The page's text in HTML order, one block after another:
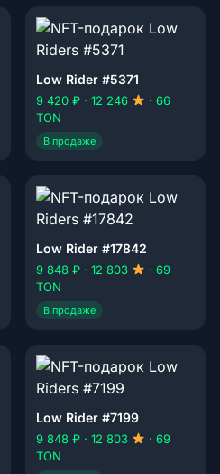
Low Rider #5371
9 420 ₽ · 12 246
· 66
TON
В продаже
Low Rider #17842
9 848 ₽ · 12 803
· 69
TON
В продаже
Low Rider #7199
9 848 ₽ · 12 803
· 69
TON